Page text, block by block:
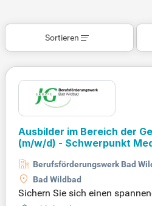
Sortieren
Ausbilder im Bereich der
(m/w/d) - Schwerpunkt
Berufsförderungswerk Bad
Bad Wildbad
Sichern Sie sich einen